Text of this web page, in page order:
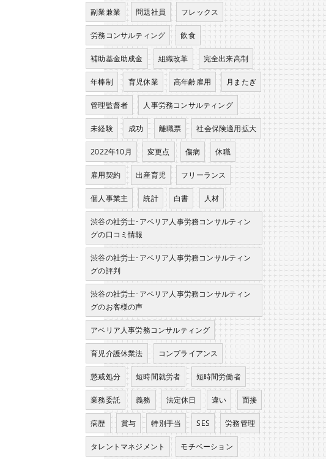
副業兼業 問題社員 フレックス
労務コンサルティング 飲食
補助基金助成金 組織改革 完全出来高制
年棒制 育児休業 高年齢雇用 月またぎ
管理監督者 人事労務コンサルティング
未経験 成功 離職票 社会保険適用拡大
2022年10月 変更点 傷病 休職
雇用契約 出産育児 フリーランス
個人事業主 統計 白書 人材
渋谷の社労士･アベリア人事労務コンサルティン
グの口コミ情報
渋谷の社労士･アベリア人事労務コンサルティン
グの評判
渋谷の社労士･アベリア人事労務コンサルティン
グのお客様の声
アベリア人事労務コンサルティング
育児介護休業法 コンプライアンス
懲戒処分 短時間就労者 短時間労働者
業務委託 義務 法定休日 違い 面接
病歴 賞与 特別手当 SES 労務管理
タレントマネジメント モチベーション